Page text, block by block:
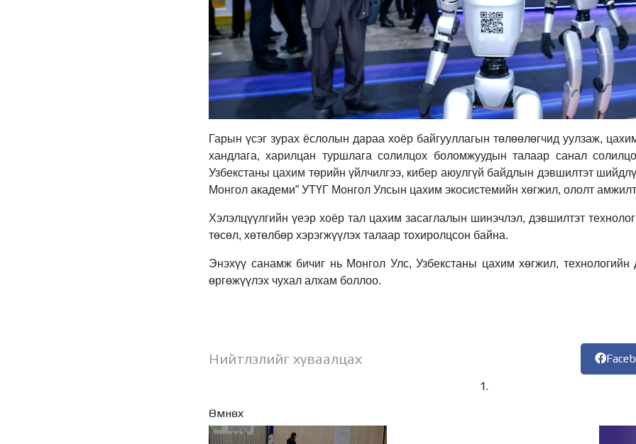
Гарын үсэг зурах ёслолын дараа хоёр байгууллагын төлөөлөгчид уулзаж,
хандлага, харилцан туршлага солилцох боломжуудын талаар санал
Узбекстаны цахим төрийн үйлчилгээ, кибер аюулгүй байдлын дэвшилтэт
Монгол академи” УТҮГ Монгол Улсын цахим экосистемийн хөгжил, ололт
Хэлэлцүүлгийн үеэр хоёр тал цахим засаглалын шинэчлэл, дэвшилтэт
төсөл, хөтөлбөр хэрэгжүүлэх талаар тохиролцсон байна.
Энэхүү санамж бичиг нь Монгол Улс, Узбекстаны цахим хөгжил, технологийн
өргөжүүлэх чухал алхам боллоо.
Нийтлэлийг хуваалцах
Өмнөх